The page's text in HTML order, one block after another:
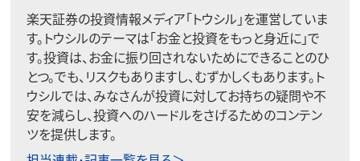
楽天証券の投資情報メディア「トウシル」を運営していま
す。トウシルのテーマは「お金と投資をもっと身近に」で
す。投資は、お金に振り回されないためにできることのひ
とつ。でも、リスクもありますし、むずかしくもあります。ト
ウシルでは、みなさんが投資に対してお持ちの疑問や不
安を減らし、投資へのハードルをさげるためのコンテン
ツを提供します。